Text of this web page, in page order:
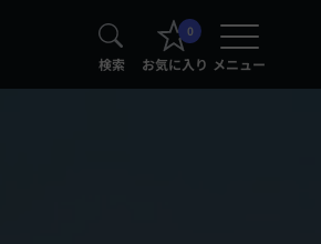
検索
0
お気に入り メニュー